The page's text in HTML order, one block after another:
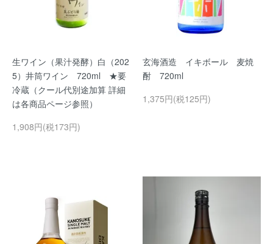
生ワイン（果汁発酵）白（202
5）井筒ワイン 720ml ★要
冷蔵（クール代別途加算 詳細
は各商品ページ参照）
1,908円(税173円)
玄海酒造 イキボール 麦焼
酎 720ml
1,375円(税125円)